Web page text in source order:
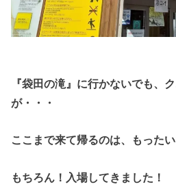
『袋田の滝』に行かないでも、
が・・・
ここまで来て帰るのは、もった
もちろん！入場してきました！